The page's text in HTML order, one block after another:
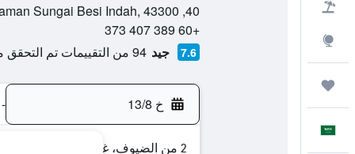
40, Jalan SB Indah 5/2 Taman Sungai Besi Indah, 43300, سري كيمبانغان, إقليم سلانغور, ماليزيا
+60 389 407 373
7.6 جيد 94 من التقييمات تم التحقق منها
خ 13/8 -
2 من الضيوف، غرفة واحدة